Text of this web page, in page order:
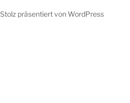
Stolz präsentiert von WordPress